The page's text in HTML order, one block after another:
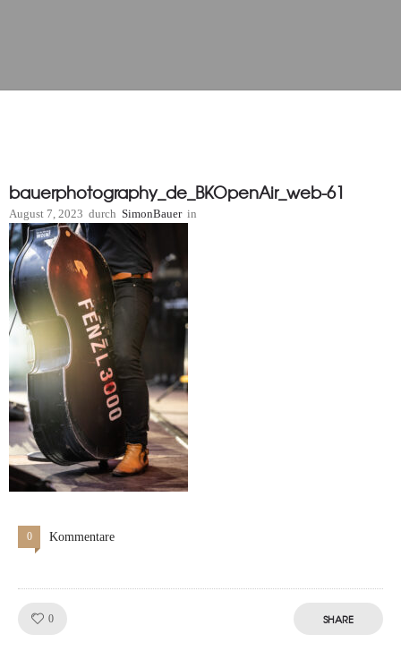
bauerphotography_de_BKOpenAir_web-61
August 7, 2023 durch SimonBauer in
0 Kommentare
0 SHARE